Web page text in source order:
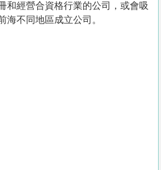
和經營合資格行業的公司，或會吸
海不同地區成立公司。